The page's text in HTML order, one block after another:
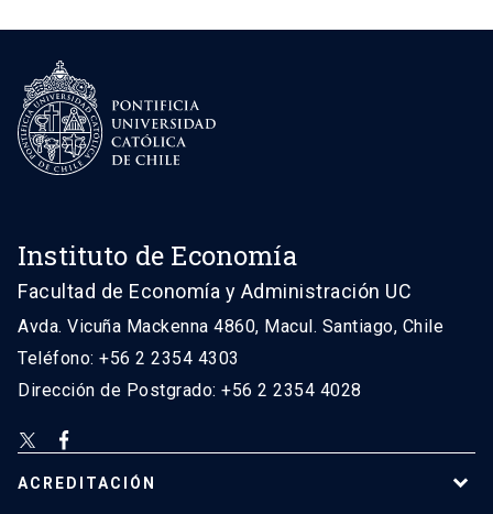
Instituto de Economía
Facultad de Economía y Administración UC
Avda. Vicuña Mackenna 4860, Macul. Santiago, Chile
Teléfono: +56 2 2354 4303
Dirección de Postgrado: +56 2 2354 4028
ACREDITACIÓN